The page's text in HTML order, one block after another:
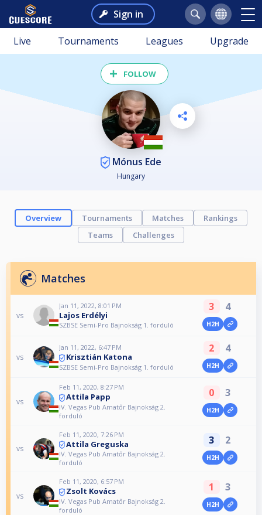
Sign in
Live Tournaments Leagues Upgrade
FOLLOW
Mónus Ede
Hungary
Overview Tournaments Matches
Rankings
Teams
Challenges
Matches
vs
Jan 11, 2022, 8:01 PM
Lajos Erdélyi
SZBSE Semi-Pro Bajnokság 1. forduló
3 4
H2H
vs
Jan 11, 2022, 6:47 PM
Krisztián Katona
SZBSE Semi-Pro Bajnokság 1. forduló
2 4
H2H
vs
Feb 11, 2020, 8:27 PM
Attila Papp
IV. Vegas Pub Amatőr Bajnokság 2.
forduló
0 3
H2H
vs
Feb 11, 2020, 7:26 PM
Attila Greguska
IV. Vegas Pub Amatőr Bajnokság 2.
forduló
3 2
H2H
vs
Feb 11, 2020, 6:57 PM
Zsolt Kovács
IV. Vegas Pub Amatőr Bajnokság 2.
forduló
1 3
H2H